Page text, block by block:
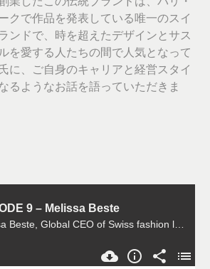
クで作品を発表している唯一のスイ
ンドで、時を超えたデザインとサス
を愛する人たちの間で人気となって
に、ご自身のキャリアと経営スタイ
るようなお話を語っていただきま